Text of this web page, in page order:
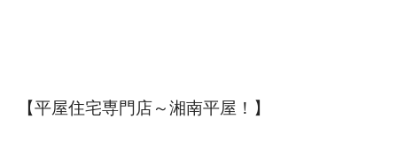
【平屋住宅専門店～湘南平屋！】